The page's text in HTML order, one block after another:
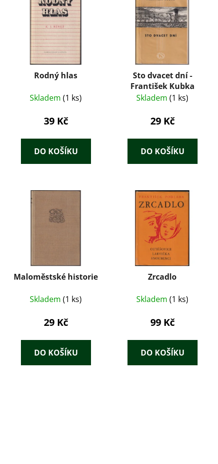
Rodný hlas
Skladem (1 ks)
39 Kč
DO KOŠÍKU
Sto dvacet dní -
František Kubka
Skladem (1 ks)
29 Kč
DO KOŠÍKU
Maloměstské historie
Skladem (1 ks)
29 Kč
DO KOŠÍKU
Zrcadlo
Skladem (1 ks)
99 Kč
DO KOŠÍKU